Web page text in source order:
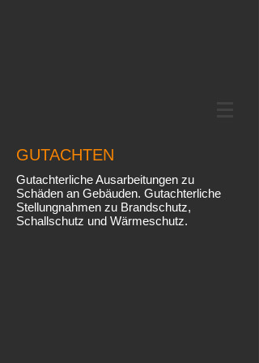
GUTACHTEN
Gutachterliche Ausarbeitungen zu
Schäden an Gebäuden. Gutachterliche
Stellungnahmen zu Brandschutz,
Schallschutz und Wärmeschutz.